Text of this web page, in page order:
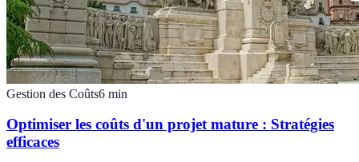
Gestion des Coûts6 min
Optimiser les coûts d'un projet mature : Stratégies
efficaces